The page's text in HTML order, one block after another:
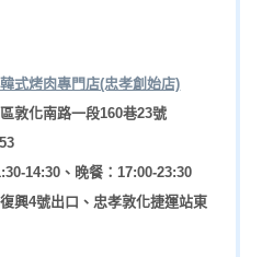
式烤肉專門店(忠孝創始店)
敦化南路一段160巷23號
14:30、晚餐：17:00-23:30
興4號出口、忠孝敦化捷運站東